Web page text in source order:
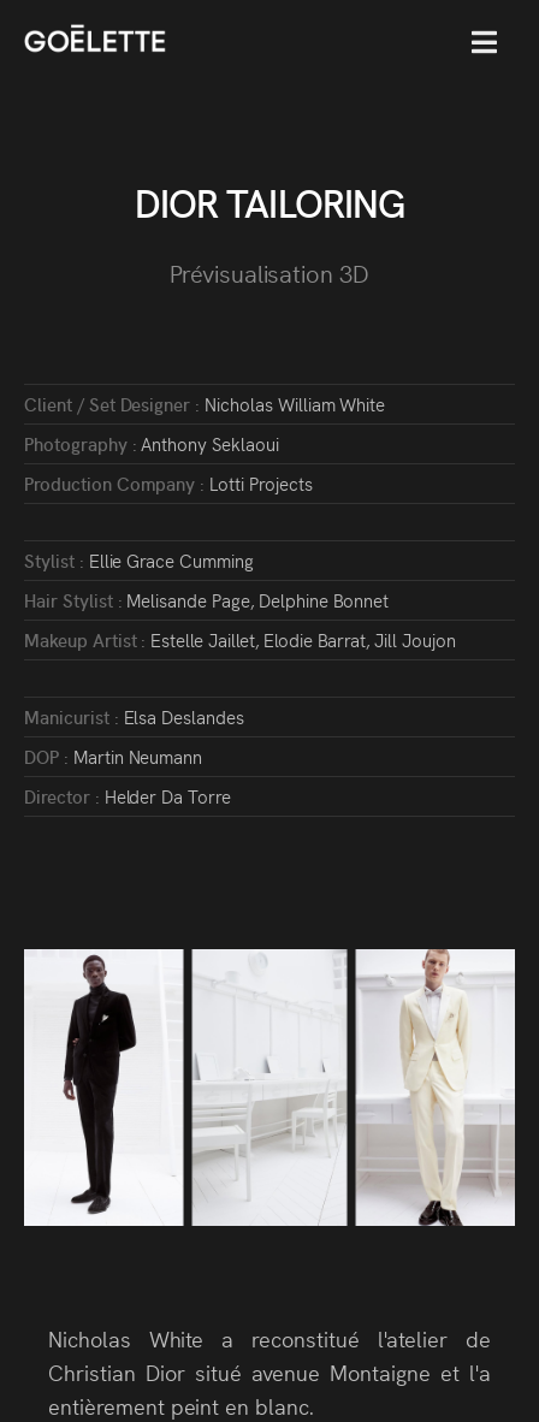
MENU
DIOR TAILORING
Prévisualisation 3D
Client / Set Designer : Nicholas William White
Photography :Anthony Seklaoui
Production Company : Lotti Projects
Stylist : Ellie Grace Cumming
Hair Stylist : Melisande Page, Delphine Bonnet
Makeup Artist : Estelle Jaillet, Elodie Barrat, Jill Joujon
Manicurist : Elsa Deslandes
DOP : Martin Neumann
Director : Helder Da Torre
Nicholas White a reconstitué l'atelier de
Christian Dior situé avenue Montaigne et l'a
entièrement peint en blanc.